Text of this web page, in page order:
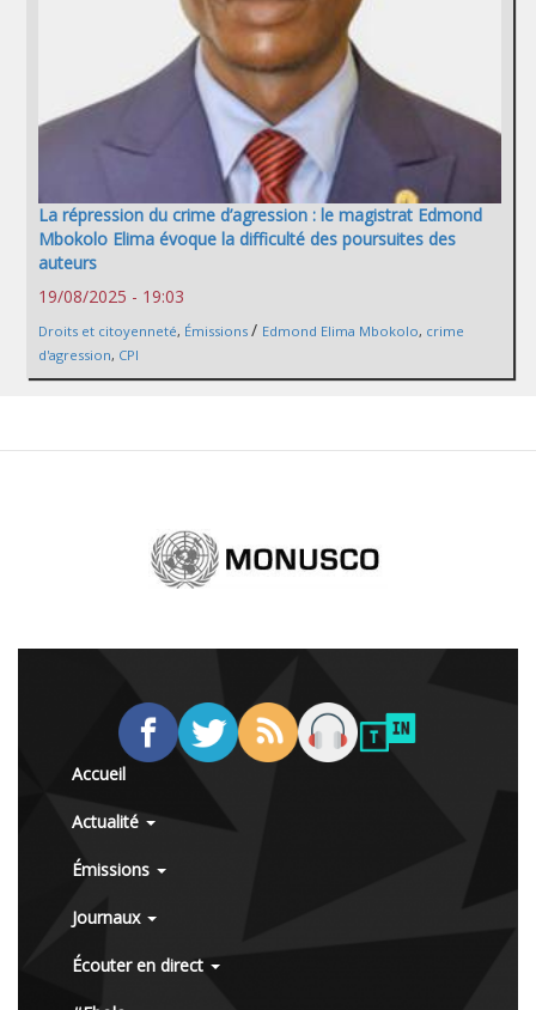
La répression du crime d’agression : le magistrat Edmond
Mbokolo Elima évoque la difficulté des poursuites des
auteurs
19/08/2025 - 19:03
Droits et citoyenneté, Émissions / Edmond Elima Mbokolo, crime
d'agression, CPI
Accueil
Actualité
Émissions
Journaux
Écouter en direct